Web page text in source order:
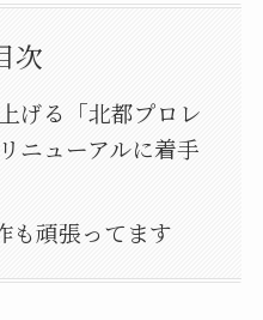
次
げる「北都プロレ
ニューアルに着手
も頑張ってます